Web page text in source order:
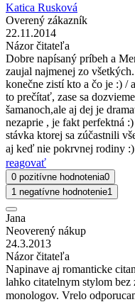
Katica Rusková
Overený zákazník
22.11.2014
Názor čitateľa
Dobre napísaný príbeh a
zaujal najmenej zo
konečne zistí kto a čo je :) /
to prečítať, zase sa
šamanoch,ale aj dej je
nezaprie , je fakt perfektná
stávka ktorej sa zúčastnili
aj keď nie pokrvnej rodiny :)
reagovať
0 pozitívne hodnotenia0
1 negatívne hodnotenie1
Jana
Neoverený nákup
24.3.2013
Názor čitateľa
Napinave aj romanticke
lahko citatelnym stylom
monologov. Vrelo